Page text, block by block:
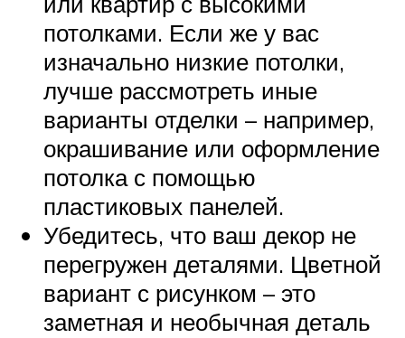
потолками. Если же у вас
изначально низкие потолки,
лучше рассмотреть иные
варианты отделки – например,
окрашивание или оформление
потолка с помощью
пластиковых панелей.
Убедитесь, что ваш декор не
перегружен деталями. Цветной
вариант с рисунком – это
заметная и необычная деталь